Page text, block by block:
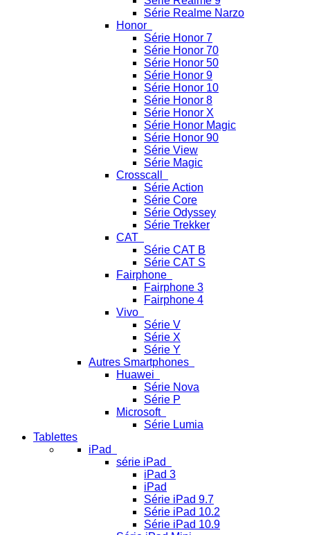
Série Realme Narzo
Honor
Série Honor 7
Série Honor 70
Série Honor 50
Série Honor 9
Série Honor 10
Série Honor 8
Série Honor X
Série Honor Magic
Série Honor 90
Série View
Série Magic
Crosscall
Série Action
Série Core
Série Odyssey
Série Trekker
CAT
Série CAT B
Série CAT S
Fairphone
Fairphone 3
Fairphone 4
Vivo
Série V
Série X
Série Y
Autres Smartphones
Huawei
Série Nova
Série P
Microsoft
Série Lumia
Tablettes
iPad
série iPad
iPad 3
iPad
Série iPad 9.7
Série iPad 10.2
Série iPad 10.9